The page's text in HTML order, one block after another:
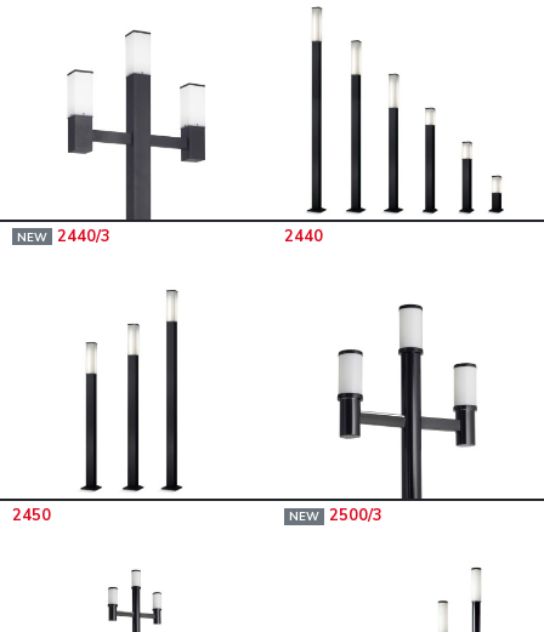
NEW 2440/3 2440
2450 NEW 2500/3